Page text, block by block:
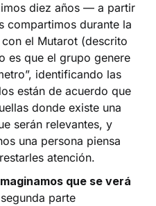
diez años — a partir
compartimos durante la
el Mutarot (descrito
es que el grupo genere
identificando las
están de acuerdo que
donde existe una
serán relevantes, y
una persona piensa
atención.
que se verá
parte